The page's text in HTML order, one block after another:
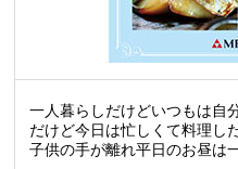
一人暮らしだけどいつもは自
だけど今日は忙しくて料理し
子供の手が離れ平日のお昼は